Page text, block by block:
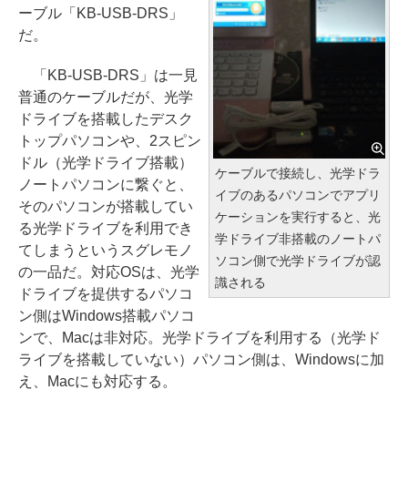
ケーブルで接続し、光学ドラ
イブのあるパソコンでアプリ
ケーションを実行すると、光
学ドライブ非搭載のノートパ
ソコン側で光学ドライブが認
識される
ーブル「KB-USB-DRS」
だ。
「KB-USB-DRS」は一見
普通のケーブルだが、光学
ドライブを搭載したデスク
トップパソコンや、2スピン
ドル（光学ドライブ搭載）
ノートパソコンに繋ぐと、
そのパソコンが搭載してい
る光学ドライブを利用でき
てしまうというスグレモノ
の一品だ。対応OSは、光学
ドライブを提供するパソコ
ン側はWindows搭載パソコ
ンで、Macは非対応。光学ドライブを利用する（光学ド
ライブを搭載していない）パソコン側は、Windowsに加
え、Macにも対応する。